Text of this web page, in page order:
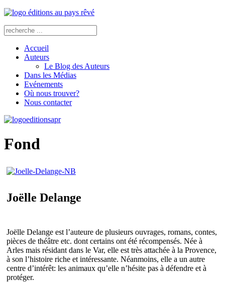
Accueil
Auteurs
Le Blog des Auteurs
Dans les Médias
Evénements
Où nous trouver?
Nous contacter
Fond
Joëlle Delange
Joëlle Delange est l’auteure de plusieurs ouvrages, romans, contes,
pièces de théâtre etc. dont certains ont été récompensés. Née à
Arles mais résidant dans le Var, elle est très attachée à la Provence,
à son l’histoire riche et intéressante. Néanmoins, elle a un autre
centre d’intérêt: les animaux qu’elle n’hésite pas à défendre et à
protéger.